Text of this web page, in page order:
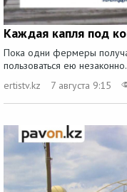
Каждая капля под
Пока одни фермеры
пользоваться ею
ertistv.kz
7 августа 9:15